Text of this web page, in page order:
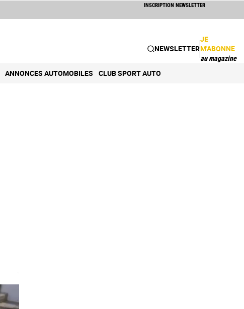
INSCRIPTION NEWSLETTER
NEWSLETTER
JE
M'ABONNE
au magazine
ANNONCES AUTOMOBILES CLUB SPORT AUTO